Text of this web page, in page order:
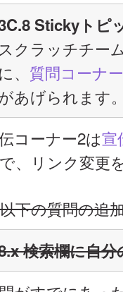
Stickyトピ
スクラッチチー
に、 質問コーナ
あげられます
コーナー2は宣
、リンク変更
下の質問の追
検索欄に自